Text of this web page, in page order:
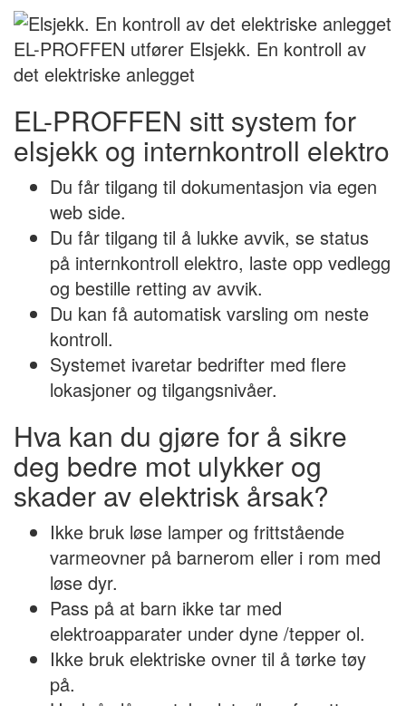
EL-PROFFEN utfører Elsjekk. En kontroll av
det elektriske anlegget
EL-PROFFEN sitt system for
elsjekk og internkontroll elektro
Du får tilgang til dokumentasjon via egen
web side.
Du får tilgang til å lukke avvik, se status
på internkontroll elektro, laste opp vedlegg
og bestille retting av avvik.
Du kan få automatisk varsling om neste
kontroll.
Systemet ivaretar bedrifter med flere
lokasjoner og tilgangsnivåer.
Hva kan du gjøre for å sikre
deg bedre mot ulykker og
skader av elektrisk årsak?
Ikke bruk løse lamper og frittstående
varmeovner på barnerom eller i rom med
løse dyr.
Pass på at barn ikke tar med
elektroapparater under dyne /tepper ol.
Ikke bruk elektriske ovner til å tørke tøy
på.